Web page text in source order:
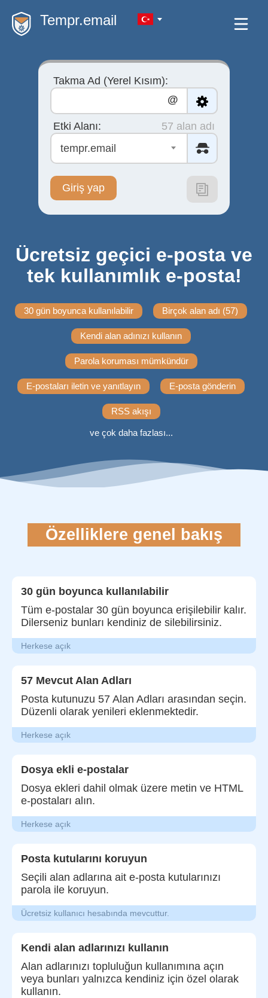
Tempr.email
Ücretsiz geçici e-posta ve
tek kullanımlık e-posta!
30 gün boyunca kullanılabilir Birçok alan adı (57)
Kendi alan adınızı kullanın
Parola koruması mümkündür
E-postaları iletin ve yanıtlayın E-posta gönderin
RSS akışı
ve çok daha fazlası...
Takma Ad (Yerel Kısım):
@
Etki Alanı:
57 alan adı
tempr.email
Giriş yap
Özelliklere genel bakış
30 gün boyunca kullanılabilir
Tüm e-postalar 30 gün boyunca erişilebilir kalır.
Dilerseniz bunları kendiniz de silebilirsiniz.
Herkese açık
57 Mevcut Alan Adları
Posta kutunuzu 57 Alan Adları arasından seçin.
Düzenli olarak yenileri eklenmektedir.
Herkese açık
Dosya ekli e-postalar
Dosya ekleri dahil olmak üzere metin ve HTML
e-postaları alın.
Herkese açık
Posta kutularını koruyun
Seçili alan adlarına ait e-posta kutularınızı
parola ile koruyun.
Ücretsiz kullanıcı hesabında mevcuttur.
Kendi alan adlarınızı kullanın
Alan adlarınızı topluluğun kullanımına açın
veya bunları yalnızca kendiniz için özel olarak
kullanın.